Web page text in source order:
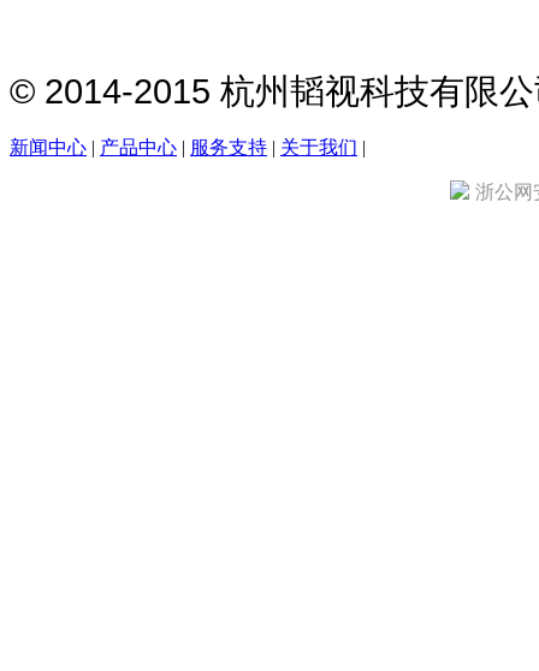
© 2014-2015 杭州韬视科技有限
新闻中心 | 产品中心 | 服务支持 | 关于我们 |
浙公网